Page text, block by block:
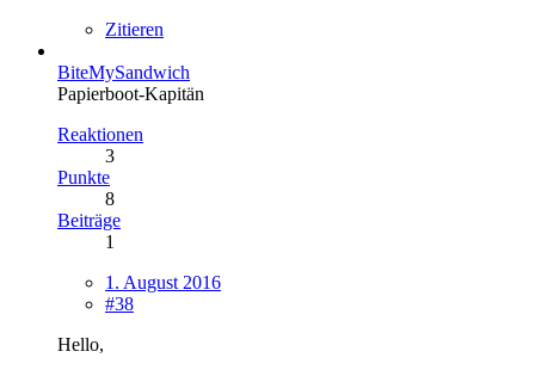
Zitieren
BiteMySandwich
Papierboot-Kapitän
Reaktionen
3
Punkte
8
Beiträge
1
1. August 2016
#38
Hello,